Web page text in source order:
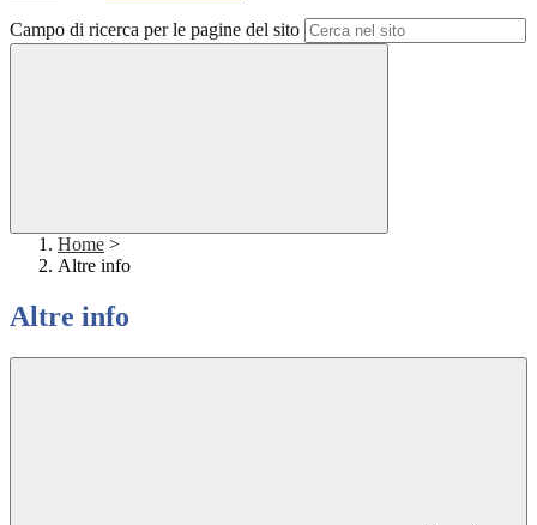
Campo di ricerca per le pagine del sito
Home >
Altre info
Altre info